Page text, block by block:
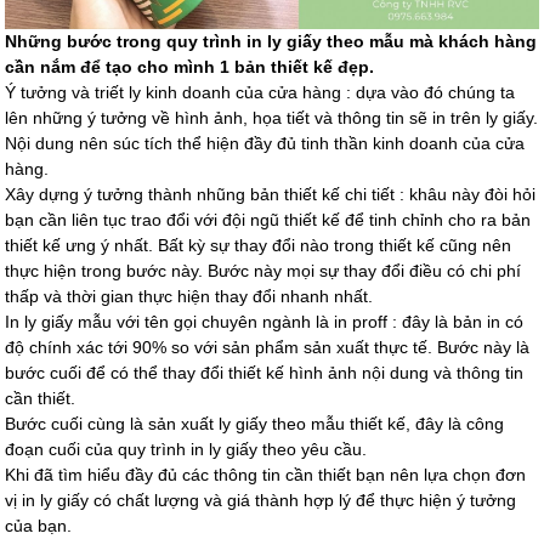
Những bước trong quy trình in ly giấy theo mẫu mà khách hàng
cần nắm để tạo cho mình 1 bản thiết kế đẹp.
Ý tưởng và triết ly kinh doanh của cửa hàng : dựa vào đó chúng ta
lên những ý tưởng về hình ảnh, họa tiết và thông tin sẽ in trên ly giấy.
Nội dung nên súc tích thể hiện đầy đủ tinh thần kinh doanh của cửa
hàng.
Xây dựng ý tưởng thành nhũng bản thiết kế chi tiết : khâu này đòi hỏi
bạn cần liên tục trao đổi với đội ngũ thiết kế để tinh chỉnh cho ra bản
thiết kế ưng ý nhất. Bất kỳ sự thay đổi nào trong thiết kế cũng nên
thực hiện trong bước này. Bước này mọi sự thay đổi điều có chi phí
thấp và thời gian thực hiện thay đổi nhanh nhất.
In ly giấy mẫu với tên gọi chuyên ngành là in proff : đây là bản in có
độ chính xác tới 90% so với sản phẩm sản xuất thực tế. Bước này là
bước cuối để có thể thay đổi thiết kế hình ảnh nội dung và thông tin
cần thiết.
Bước cuối cùng là sản xuất ly giấy theo mẫu thiết kế, đây là công
đoạn cuối của quy trình in ly giấy theo yêu cầu.
Khi đã tìm hiểu đầy đủ các thông tin cần thiết bạn nên lựa chọn đơn
vị in ly giấy có chất lượng và giá thành hợp lý để thực hiện ý tưởng
của bạn.